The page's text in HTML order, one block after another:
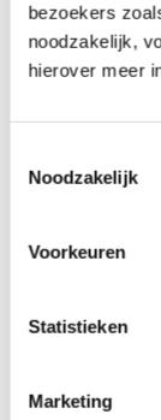
bezoekers
noodzakelijk,
hierover meer
Noodzakelijk
Voorkeuren
Statistieken
Marketing